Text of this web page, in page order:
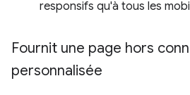
responsifs qu'à tous les
Fournit une page hors
personnalisée